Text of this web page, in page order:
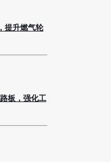
提升燃气轮
板，强化工